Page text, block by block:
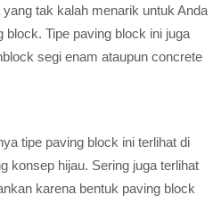
tak kalah menarik untuk Anda
block. Tipe paving block ini juga
segi enam ataupun concrete
tipe paving block ini terlihat di
konsep hijau. Sering juga terlihat
karena bentuk paving block